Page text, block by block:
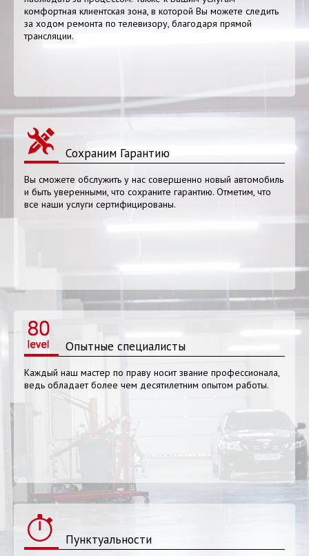
комфортная клиентская зона, в которой Вы можете следить
за ходом ремонта по телевизору, благодаря прямой
трансляции.
Сохраним Гарантию
Вы сможете обслужить у нас совершенно новый автомобиль
и быть уверенными, что сохраните гарантию. Отметим, что
все наши услуги сертифицированы.
Опытные специалисты
Каждый наш мастер по праву носит звание профессионала,
ведь обладает более чем десятилетним опытом работы.
Пунктуальности